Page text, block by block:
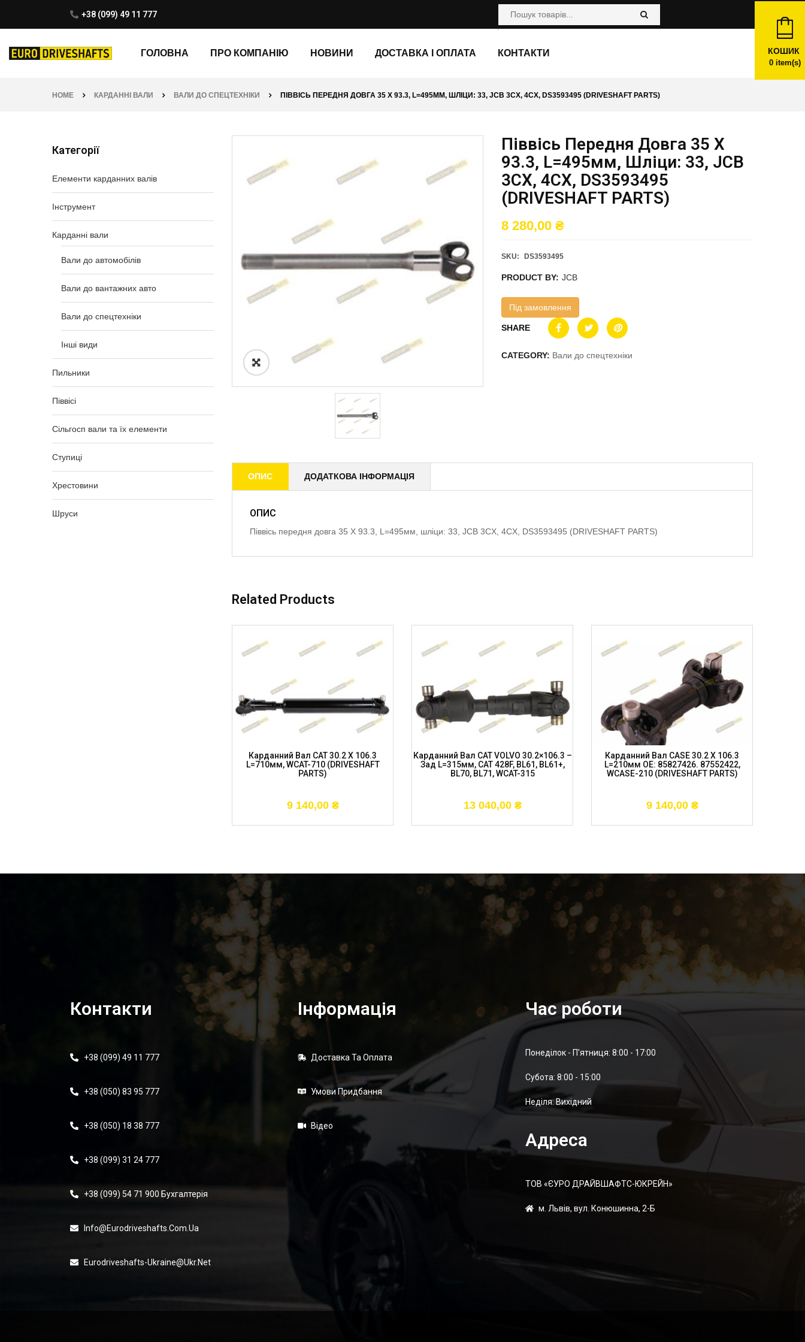
+38 (099) 49 11 777
ГОЛОВНА ПРО КОМПАНІЮ НОВИНИ ДОСТАВКА І ОПЛАТА КОНТАКТИ КОШИК
0item(s)
HOME КАРДАННІ ВАЛИ ВАЛИ ДО СПЕЦТЕХНІКИ ПІВВІСЬ ПЕРЕДНЯ ДОВГА 35 X 93.3, L=495ММ, ШЛІЦИ: 33, JCB 3CX, 4CX, DS3593495 (DRIVESHAFT PARTS)
Категорії
Елементи карданних валів
Інструмент
Карданні вали
Вали до автомобілів
Вали до вантажних авто
Вали до спецтехніки
Інші види
Пильники
Піввісі
Сільгосп вали та їх елементи
Ступиці
Хрестовини
Шруси
Піввісь Передня Довга 35 X
93.3, L=495мм, Шліци: 33, JCB
3CX, 4CX, DS3593495
(DRIVESHAFT PARTS)
8 280,00 ₴
SKU: DS3593495
PRODUCT BY: JCB
Під замовлення
SHARE
CATEGORY: Вали до спецтехніки
ОПИС ДОДАТКОВА ІНФОРМАЦІЯ
ОПИС
Піввісь передня довга 35 X 93.3, L=495мм, шліци: 33, JCB 3CX, 4CX, DS3593495 (DRIVESHAFT PARTS)
Related Products
Карданний Вал CAT 30.2 X 106.3
L=710мм, WCAT-710 (DRIVESHAFT
PARTS)
9 140,00 ₴
Карданний Вал CAT VOLVO 30.2×106.3 –
Зад L=315мм, CAT 428F, BL61, BL61+,
BL70, BL71, WCAT-315
13 040,00 ₴
Карданний Вал CASE 30.2 X 106.3
L=210мм OE: 85827426. 87552422,
WCASE-210 (DRIVESHAFT PARTS)
9 140,00 ₴
Контакти
+38 (099) 49 11 777
+38 (050) 83 95 777
+38 (050) 18 38 777
+38 (099) 31 24 777
+38 (099) 54 71 900 Бухгалтерія
Info@eurodriveshafts.com.ua
Eurodriveshafts-Ukraine@ukr.net
Інформація
Доставка Та Оплата
Умови Придбання
Відео
Час роботи
Понеділок - П'ятниця: 8:00 - 17:00
Суботa: 8:00 - 15:00
Неділя: Вихідний
Адреса
ТОВ «ЄУРО ДРАЙВШАФТC-ЮКРЕЙН»
м. Львів, вул. Конюшинна, 2-Б